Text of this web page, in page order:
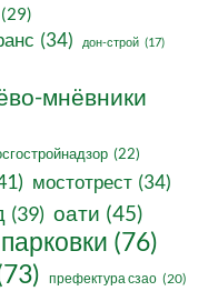
(29)
(34) дон-строй (17)
мнёвники
(22)
мостотрест (34)
(39) оати (45)
(76)
префектура сзао (20)